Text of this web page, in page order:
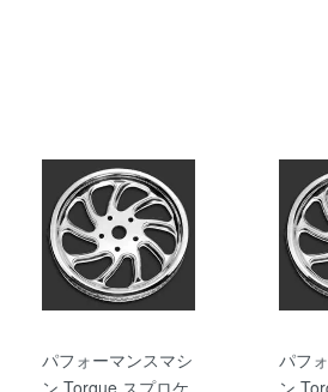
パフォーマンスマシ
ン Torque スプロケ
パフ
ン